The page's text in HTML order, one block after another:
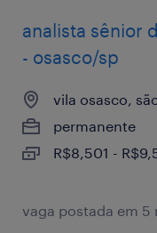
analista sênior
- osasco/sp
vila osasco,
permanente
R$8,501 -
vaga postada em 5